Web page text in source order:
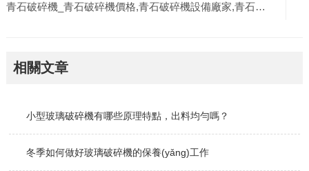
青石破碎機_青石破碎機價格,青石破碎機設備廠家,青石破碎機圖片/工作原理
相關文章
小型玻璃破碎機有哪些原理特點，出料均勻嗎？
冬季如何做好玻璃破碎機的保養(yǎng)工作